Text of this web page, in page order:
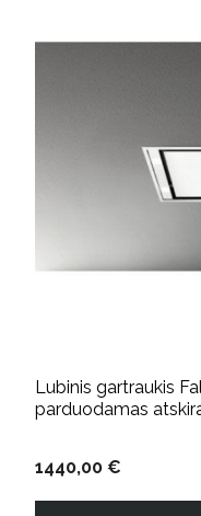
Lubinis gartraukis
parduodamas
1440,00 €